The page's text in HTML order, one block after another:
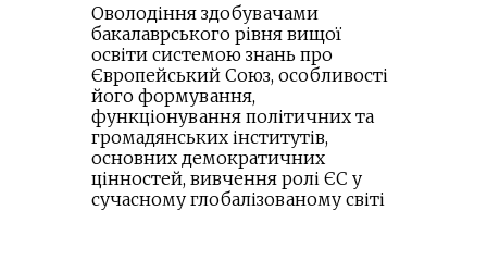
Оволодіння здобувачами
бакалаврського рівня вищої
освіти системою знань про
Європейський Союз, особливості
його формування,
функціонування політичних та
громадянських інститутів,
основних демократичних
цінностей, вивчення ролі ЄС у
сучасному глобалізованому світі